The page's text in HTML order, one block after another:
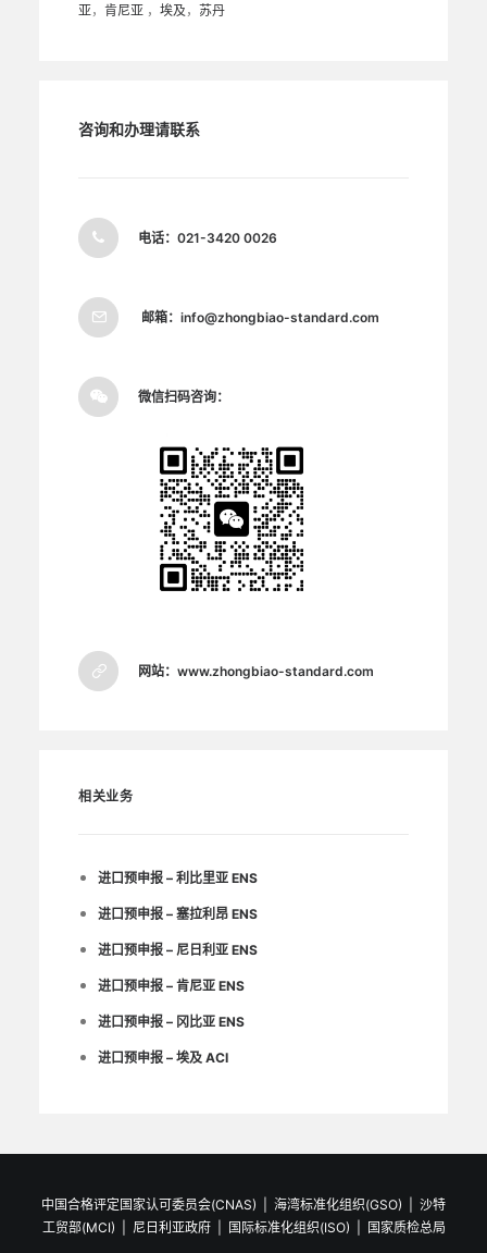
亚， 肯尼亚 ， 埃及 ， 苏丹
咨询和办理请联系
电话： 021-3420 0026
邮箱： info@zhongbiao-standard.com
微信扫码咨询：
网站： www.zhongbiao-standard.com
相关业务
进口预申报 – 利比里亚 ENS
进口预申报 – 塞拉利昂 ENS
进口预申报 – 尼日利亚 ENS
进口预申报 – 肯尼亚 ENS
进口预申报 – 冈比亚 ENS
进口预申报 – 埃及 ACI
中国合格评定国家认可委员会(CNAS) 海湾标准化组织(GSO)
沙特
工贸部(MCI)
尼日利亚政府| 国际标准化组织(ISO) 国家质检总局